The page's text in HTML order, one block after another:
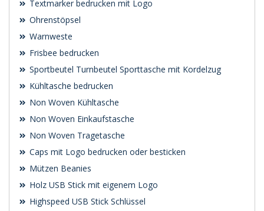
Textmarker bedrucken mit Logo
Ohrenstöpsel
Warnweste
Frisbee bedrucken
Sportbeutel Turnbeutel Sporttasche mit Kordelzug
Kühltasche bedrucken
Non Woven Kühltasche
Non Woven Einkaufstasche
Non Woven Tragetasche
Caps mit Logo bedrucken oder besticken
Mützen Beanies
Holz USB Stick mit eigenem Logo
Highspeed USB Stick Schlüssel